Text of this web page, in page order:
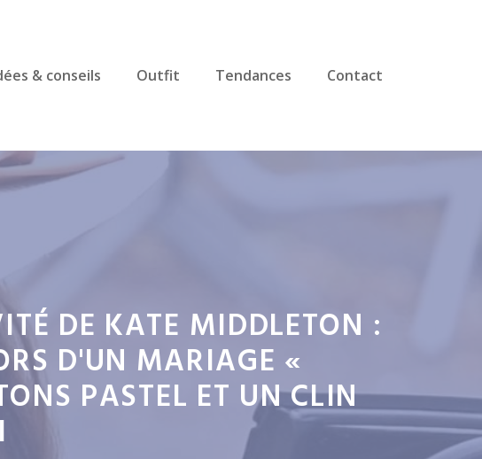
& conseils Outfit Tendances Contact
DE KATE MIDDLETON :
D'UN MARIAGE «
PASTEL ET UN CLIN